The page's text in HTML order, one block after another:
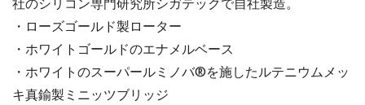
・ローズゴールド製ローター
・ホワイトゴールドのエナメルベース
・ホワイトのスーパールミノバ®を施したルテニウムメッ
キ真鍮製ミニッツブリッジ